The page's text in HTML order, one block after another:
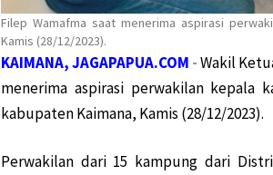
Filep Wamafma saat menerima aspirasi
Kamis (28/12/2023).
KAIMANA, JAGAPAPUA.COM -Wakil
menerima aspirasi perwakilan kepala
kabupaten Kaimana, Kamis (28/12/2023).
Perwakilan dari 15 kampung dari